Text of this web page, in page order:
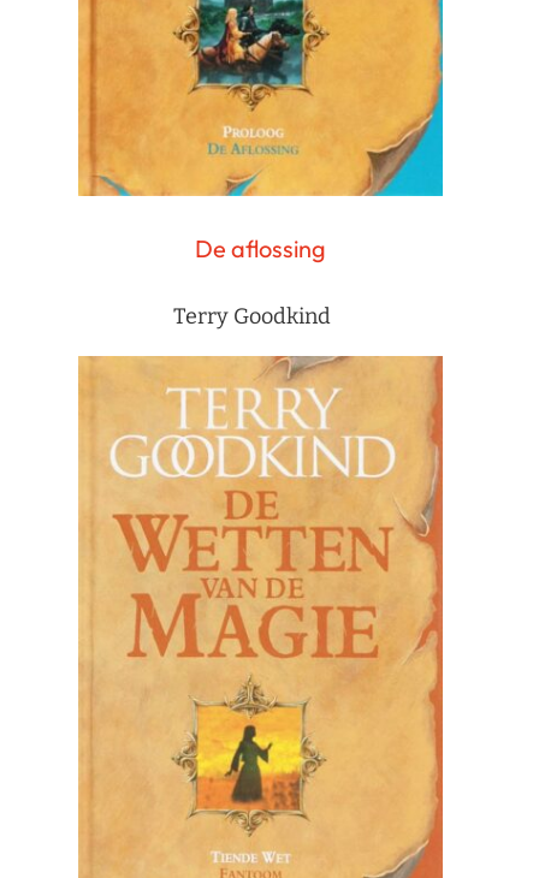
De aflossing
Terry Goodkind